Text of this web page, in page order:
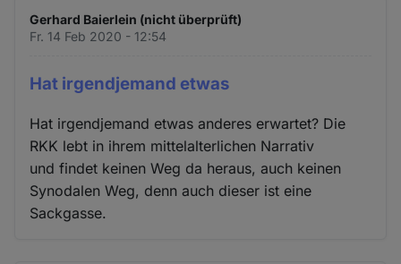
Gerhard Baierlein (nicht überprüft)
Fr. 14 Feb 2020 - 12:54
Hat irgendjemand etwas
Hat irgendjemand etwas anderes erwartet? Die
RKK lebt in ihrem mittelalterlichen Narrativ
und findet keinen Weg da heraus, auch keinen
Synodalen Weg, denn auch dieser ist eine
Sackgasse.